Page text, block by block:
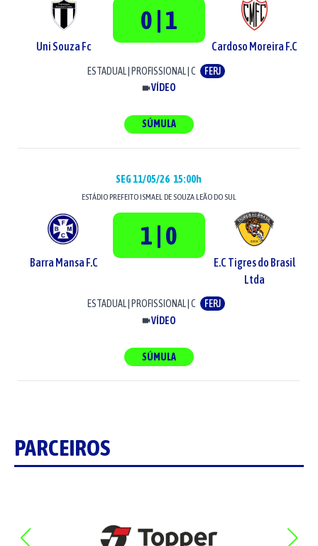
Uni Souza Fc
0 | 1
Cardoso Moreira F.C
ESTADUAL|PROFISSIONAL|C
FERJ
VÍDEO
SÚMULA
SEG 11/05/26 15:00h
ESTÁDIOPREFEITO ISMAEL DE SOUZA LEÃO DO SUL
Barra Mansa F.C
1 | 0
E.C Tigres do Brasil
Ltda
ESTADUAL PROFISSIONAL C
FERJ
VÍDEO
SÚMULA
PARCEIROS